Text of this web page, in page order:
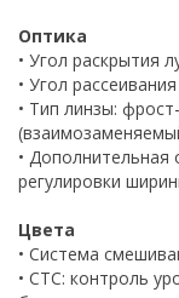
Оптика
• Угол раскрытия
• Угол
• Тип линзы:
•
регулировки
Цвета
• Система
• CTC: контроль